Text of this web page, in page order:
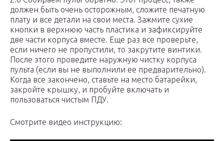
должен быть очень осторожным, сложите печатную
плату и все детали на свои места. Зажмите сухие
кнопки в верхнюю часть пластика и зафиксируйте
две части корпуса вместе. Еще раз все проверьте,
если ничего не пропустили, то закрутите винтики.
После этого проведите наружную чистку корпуса
пульта (если вы не выполнили ее предварительно).
Когда все закончено, ставьте на место батарейки,
закройте крышку, и пробуйте включать и
пользоваться чистым ПДУ.
Смотрите видео инструкцию: